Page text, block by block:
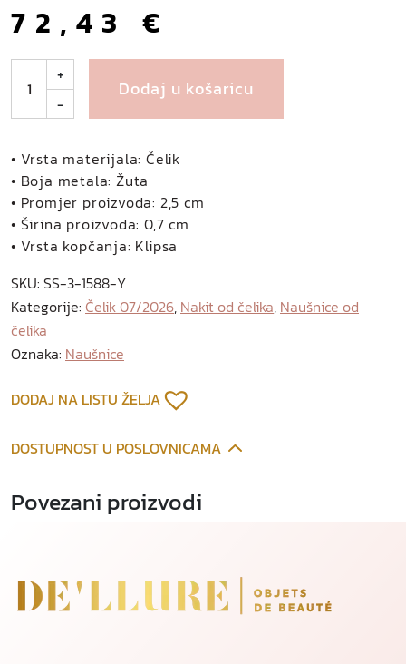
72,43€
l
i
a
n
a
u
n
i
c
e
d
o
a
g
+
-
Dodaj u košaricu
• Vrsta materijala: Čelik
• Boja metala: Žuta
• Promjer proizvoda: 2,5 cm
• Širina proizvoda: 0,7 cm
• Vrsta kopčanja: Klipsa
SKU: SS-3-1588-Y
Kategorije: Čelik 07/2026, Nakit od čelika, Naušnice od
čelika
Oznaka: Naušnice
DODAJ NA LISTU ŽELJA
DOSTUPNOST U POSLOVNICAMA
Povezani proizvodi